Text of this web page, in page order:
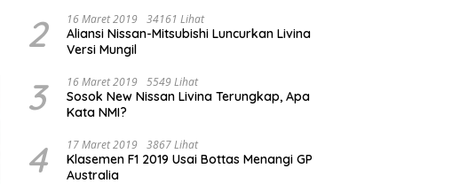
2 16 Maret 2019 34161 Lihat
Aliansi Nissan-Mitsubishi Luncurkan Livina
Versi Mungil
3 16 Maret 2019 5549 Lihat
Sosok New Nissan Livina Terungkap, Apa
Kata NMI?
4 17 Maret 2019 3867 Lihat
Klasemen F1 2019 Usai Bottas Menangi GP
Australia